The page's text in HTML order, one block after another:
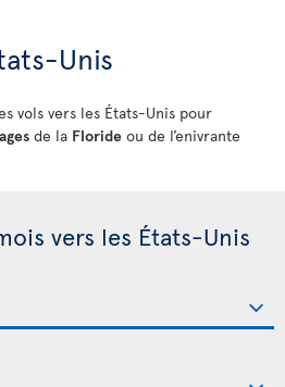
Unis
vols vers les États-Unis pour
de la Floride ou de l’enivrante
vers les États-Unis